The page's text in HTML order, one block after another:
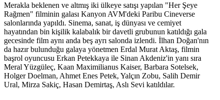
Merakla beklenen ve altmış iki ülkeye satışı yapılan "Her Şeye
Rağmen" filminin galası Kanyon AVM'deki Paribu Cineverse
salonlarında yapıldı. Sinema, sanat, iş dünyası ve cemiyet
hayatından bin kişilik kalabalık bir davetli grubunun katıldığı gala
gecesinde film aynı anda beş ayrı salonda izlendi. İlhan Doğan'nın
da hazır bulunduğu galaya yönetmen Erdal Murat Aktaş, filmin
başrol oyuncusu Erkan Petekkaya ile Sinan Akdeniz'in yanı sıra
Meral Yüzgüleç, Kaan Maximilianus Kaiser, Barbara Sotelsek,
Holger Doelman, Ahmet Enes Petek, Yalçın Zobu, Salih Demir
Ural, Mirza Sakiç, Hasan Demirtaş, Aslı Sevi katıldılar.